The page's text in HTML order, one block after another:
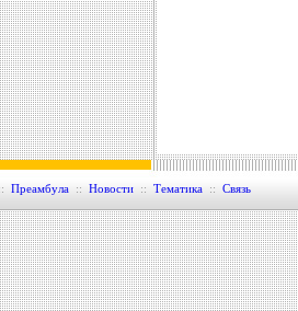
Преамбула:: Новости:: Тематика:: Связь